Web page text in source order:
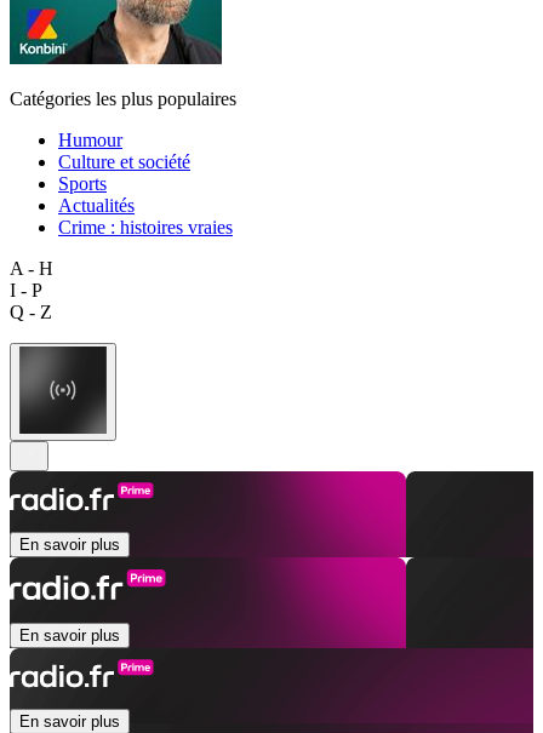
Catégories les plus populaires
Humour
Culture et société
Sports
Actualités
Crime : histoires vraies
A - H
I - P
Q - Z
En savoir plus
En savoir plus
En savoir plus